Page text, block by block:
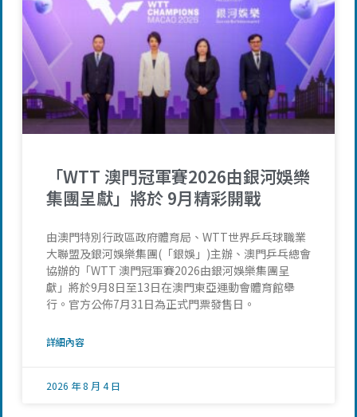
「WTT 澳門冠軍賽2026由銀河娛樂
集團呈獻」將於 9月精彩開戰
由澳門特別行政區政府體育局、WTT世界乒乓球職業
大聯盟及銀河娛樂集團(「銀娛」)主辦、澳門乒乓總會
協辦的「WTT 澳門冠軍賽2026由銀河娛樂集團呈
獻」將於9月8日至13日在澳門東亞運動會體育館舉
行。官方公佈7月31日為正式門票發售日。
詳細內容
2026 年 8 月 4 日